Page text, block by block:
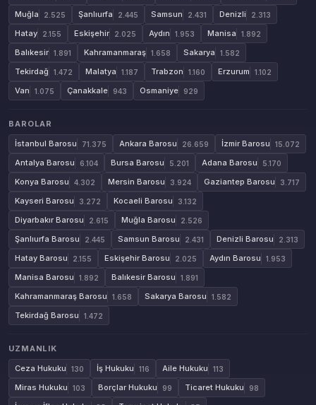
Muğla 2.525 Şanlıurfa 2.445 Samsun 2.431 Denizli 2.313
Hatay 2.155 Eskişehir 2.025 Aydın 1.953 Manisa 1.892
Balıkesir 1.891 Kahramanmaraş 1.658 Sakarya 1.582
Tekirdağ 1.472 Malatya 1.187 Trabzon 1.160 Erzurum 1.102
Van 1.075 Çanakkale 943 Osmaniye 929
BAROLAR
İstanbul Barosu
71.375 Ankara Barosu 26.659 İzmir Barosu 15.072
Antalya Barosu 6.104 Bursa Barosu 5.201 Adana Barosu 5.170
Konya Barosu 4.302 Mersin Barosu 3.924 Gaziantep Barosu 3.717
Kayseri Barosu 3.272 Kocaeli Barosu 3.132
Diyarbakır Barosu 2.615 Muğla Barosu 2.526
Şanlıurfa Barosu 2.445 Samsun Barosu 2.431 Denizli Barosu 2.313
Hatay Barosu 2.155 Eskişehir Barosu 2.025 Aydın Barosu 1.953
Manisa Barosu 1.892 Balıkesir Barosu 1.891
Kahramanmaraş Barosu 1.658 Sakarya Barosu 1.582
Tekirdağ Barosu 1.472
UZMANLIK
Ceza Hukuku
130 İş Hukuku 116 Aile Hukuku 113
Miras Hukuku 103 Borçlar Hukuku 99 Ticaret Hukuku 98